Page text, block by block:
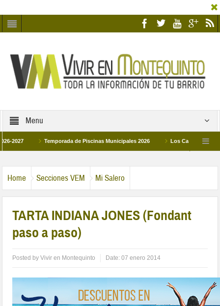
Menu
Temporada de Piscinas Municipales 2026 Los Campus de Tecnificación
Home Secciones VEM Mi Salero
TARTA INDIANA JONES (Fondant
paso a paso)
Posted byVivir en Montequinto Date:07 enero 2014